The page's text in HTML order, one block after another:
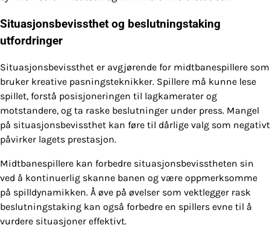
Situasjonsbevissthet og beslutningstaking
utfordringer
Situasjonsbevissthet er avgjørende for midtbanespillere som
bruker kreative pasningsteknikker. Spillere må kunne lese
spillet, forstå posisjoneringen til lagkamerater og
motstandere, og ta raske beslutninger under press. Mangel
på situasjonsbevissthet kan føre til dårlige valg som negativt
påvirker lagets prestasjon.
Midtbanespillere kan forbedre situasjonsbevisstheten sin
ved å kontinuerlig skanne banen og være oppmerksomme
på spilldynamikken. Å øve på øvelser som vektlegger rask
beslutningstaking kan også forbedre en spillers evne til å
vurdere situasjoner effektivt.